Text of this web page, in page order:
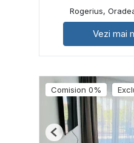
Rogerius,
Vezi mai
Comision 0%
Previous